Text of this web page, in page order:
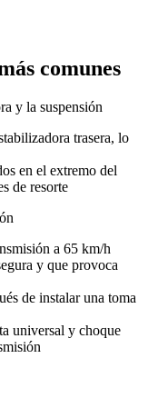
comunes
y la suspensión
trasera, lo
en el extremo del
de resorte
a 65 km/h
y que provoca
de instalar una toma
universal y choque